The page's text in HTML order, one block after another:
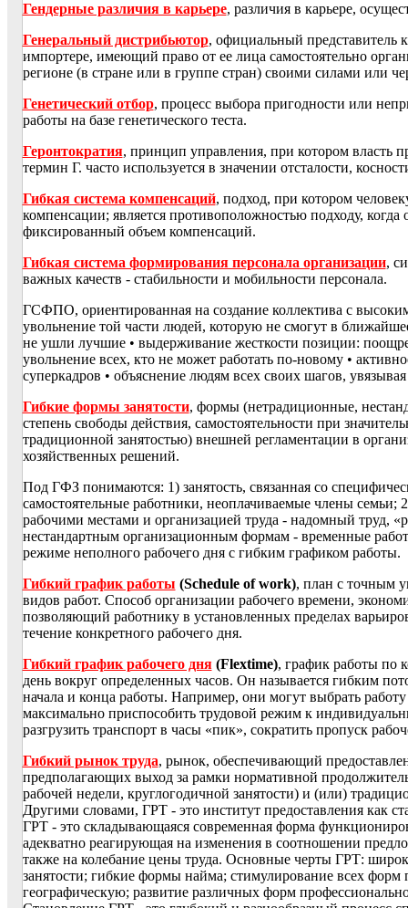
Гендерные различия в карьере, различия в карьере,
Генеральный дистрибьютор, официальный представитель
импортере, имеющий право от ее лица самостоятельно
регионе (в стране или в группе стран) своими силами или
Генетический отбор, процесс выбора пригодности или
работы на базе генетического теста.
Геронтократия, принцип управления, при котором власть
термин Г. часто используется в значении отсталости,
Гибкая система компенсаций, подход, при котором
компенсации; является противоположностью подходу, когда
фиксированный объем компенсаций.
Гибкая система формирования персонала организации,
важных качеств - стабильности и мобильности персонала.
ГСФПО, ориентированная на создание коллектива с
увольнение той части людей, которую не смогут в
не ушли лучшие • выдерживание жесткости позиции:
увольнение всех, кто не может работать по-новому •
суперкадров • объяснение людям всех своих шагов,
Гибкие формы занятости, формы (нетрадиционные,
степень свободы действия, самостоятельности при
традиционной занятостью) внешней регламентации в
хозяйственных решений.
Под ГФЗ понимаются: 1) занятость, связанная со
самостоятельные работники, неоплачиваемые члены семьи;
рабочими местами и организацией труда - надомный труд,
нестандартным организационным формам - временные
режиме неполного рабочего дня с гибким графиком работы.
Гибкий график работы (Schedule of work), план с точным
видов работ. Способ организации рабочего времени,
позволяющий работнику в установленных пределах
течение конкретного рабочего дня.
Гибкий график рабочего дня (Flextime), график работы по
день вокруг определенных часов. Он называется гибким
начала и конца работы. Например, они могут выбрать
максимально приспособить трудовой режим к
разгрузить транспорт в часы «пик», сократить пропуск
Гибкий рынок труда, рынок, обеспечивающий
предполагающих выход за рамки нормативной
рабочей недели, круглогодичной занятости) и (или)
Другими словами, ГРТ - это институт предоставления как
ГРТ - это складывающаяся современная форма
адекватно реагирующая на изменения в соотношении
также на колебание цены труда. Основные черты ГРТ:
занятости; гибкие формы найма; стимулирование всех
географическую; развитие различных форм